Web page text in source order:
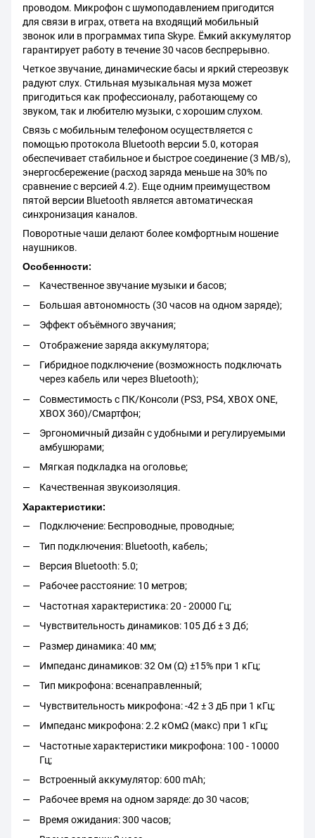
проводом. Микрофон с шумоподавлением пригодится
для связи в играх, ответа на входящий мобильный
звонок или в программах типа Skype. Ёмкий аккумулятор
гарантирует работу в течение 30 часов беспрерывно.
Четкое звучание, динамические басы и яркий стереозвук
радуют слух. Стильная музыкальная муза может
пригодиться как профессионалу, работающему со
звуком, так и любителю музыки, с хорошим слухом.
Связь с мобильным телефоном осуществляется с
помощью протокола Bluetooth версии 5.0, которая
обеспечивает стабильное и быстрое соединение (3 MB/s),
энергосбережение (расход заряда меньше на 30% по
сравнение с версией 4.2). Еще одним преимуществом
пятой версии Bluetooth является автоматическая
синхронизация каналов.
Поворотные чаши делают более комфортным ношение
наушников.
Особенности:
Качественное звучание музыки и басов;
Большая автономность (30 часов на одном заряде);
Эффект объёмного звучания;
Отображение заряда аккумулятора;
Гибридное подключение (возможность подключать
через кабель или через Bluetooth);
Совместимость с ПК/Консоли (PS3, PS4, XBOX ONE,
XBOX 360)/Смартфон;
Эргономичный дизайн с удобными и регулируемыми
амбушюрами;
Мягкая подкладка на оголовье;
Качественная звукоизоляция.
Характеристики:
Подключение: Беспроводные, проводные;
Тип подключения: Bluetooth, кабель;
Версия Bluetooth: 5.0;
Рабочее расстояние: 10 метров;
Частотная характеристика: 20 - 20000 Гц;
Чувствительность динамиков: 105 Дб ± 3 Дб;
Размер динамика: 40 мм;
Импеданс динамиков: 32 Ом (Ω) ±15% при 1 кГц;
Тип микрофона: всенаправленный;
Чувствительность микрофона: -42 ± 3 дБ при 1 кГц;
Импеданс микрофона: 2.2 кОмΩ (макс) при 1 кГц;
Частотные характеристики микрофона: 100 - 10000
Гц;
Встроенный аккумулятор: 600 mAh;
Рабочее время на одном заряде: до 30 часов;
Время ожидания: 300 часов;